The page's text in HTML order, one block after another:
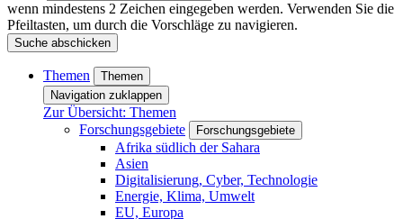
wenn mindestens 2 Zeichen eingegeben werden. Verwenden Sie die
Pfeiltasten, um durch die Vorschläge zu navigieren.
Suche abschicken
Themen
Themen
Navigation zuklappen
Zur Übersicht: Themen
Forschungsgebiete
Forschungsgebiete
Afrika südlich der Sahara
Asien
Digitalisierung, Cyber, Technologie
Energie, Klima, Umwelt
EU, Europa